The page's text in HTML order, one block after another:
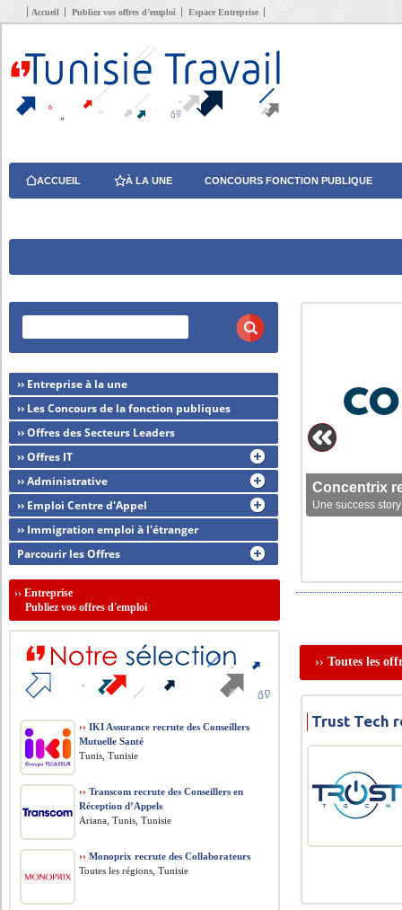
Accueil Publiez vos offres d’emploi Espace Entreprise
ACCUEIL À LA UNE CONCOURS FONCTION PUBLIQUE
Concentrix
Une success
›› Toutes les
Trust Tech
›› Entreprise à la une
›› Les Concours de la fonction publiques
›› Offres des Secteurs Leaders
›› Offres IT
›› Administrative
›› Emploi Centre d'Appel
›› Immigration emploi à l'étranger
Parcourir les Offres
››Entreprise
Publiez vos offres d'emploi
›› IKI Assurance recrute des Conseillers
Mutuelle Santé
Tunis, Tunisie
›› Transcom recrute des Conseillers en
Réception d’Appels
Ariana, Tunis, Tunisie
›› Monoprix recrute des Collaborateurs
Toutes les régions, Tunisie